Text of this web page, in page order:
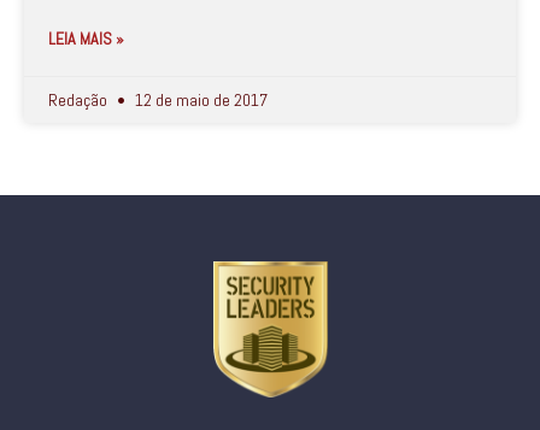
LEIA MAIS »
Redação 12 de maio de 2017